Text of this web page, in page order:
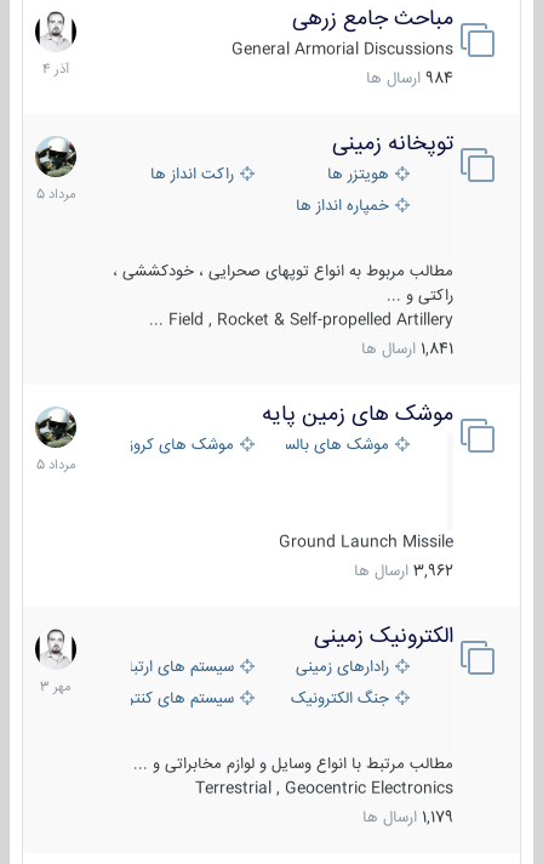
مباحث جامع زرهی
General Armorial Discussions
984 ارسال ها
7
آذر
1404
توپخانه زمینی
هویتزر ها
راکت انداز ها
خمپاره انداز ها
مطالب مربوط به انواع توپهای صحرایی ، خودکششی ،
راکتی و ...
Field , Rocket & Self-propelled Artillery ...
1,841 ارسال ها
9
مرداد
1405
موشک های زمین پایه
موشک های بالستیک موشک های کروز
Ground Launch Missile
3,962 ارسال ها
2
مرداد
1405
الکترونیک زمینی
رادارهای زمینی
سیستم های ارتباطی و جمع آوری
جنگ الکترونیک
سیستم های کنترل آتش و تجهیزات
مطالب مرتبط با انواع وسایل و لوازم مخابراتی و ...
Terrestrial , Geocentric Electronics
1,179 ارسال ها
1
مهر
1403